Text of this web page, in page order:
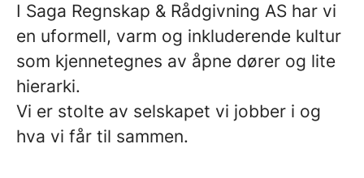
I Saga Regnskap & Rådgivning AS har vi
en uformell, varm og inkluderende kultur
som kjennetegnes av åpne dører og lite
hierarki.
Vi er stolte av selskapet vi jobber i og
hva vi får til sammen.